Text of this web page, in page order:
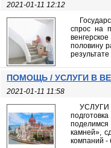
2021-01-11 12:12
спрос на
половину
ПОМОЩЬ / УСЛУГИ В
2021-01-11 11:58
УСЛУГИ
поделимся
камней»,
компаний -